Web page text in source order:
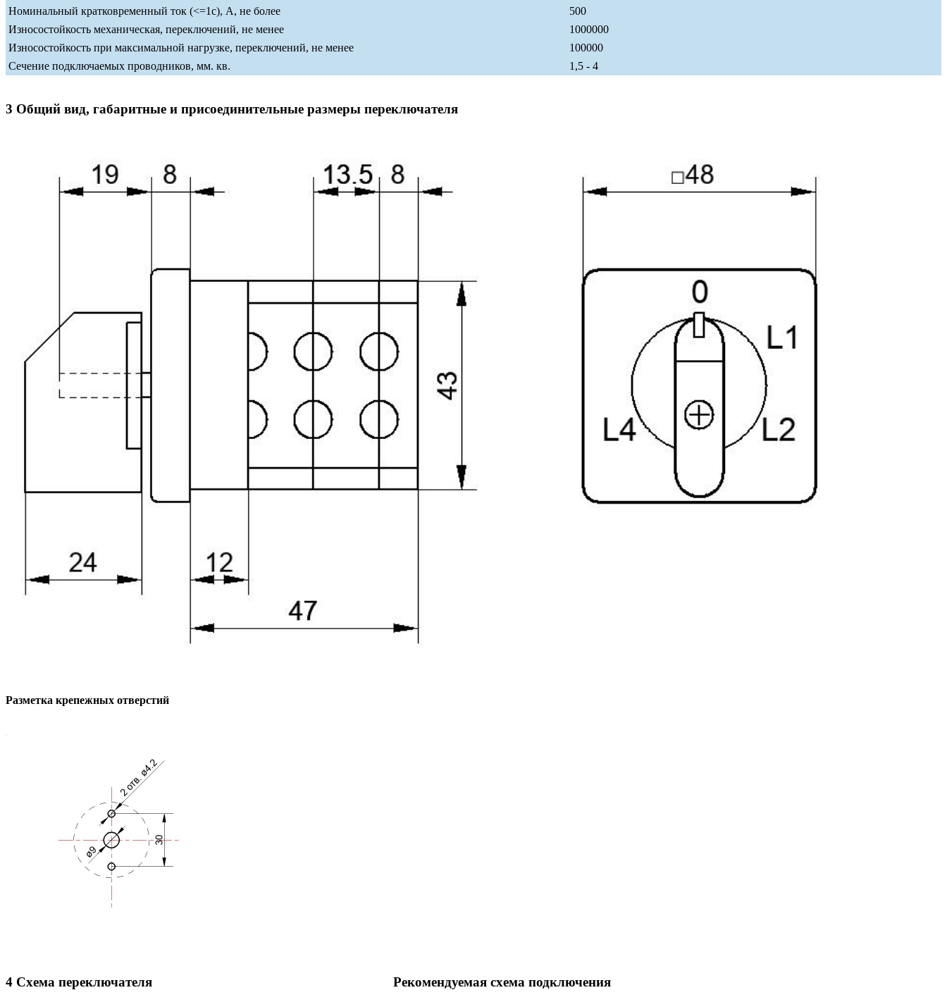
Номинальный кратковременный ток (<=1c), А, не более
500
Износостойкость механическая, переключений, не менее
1000000
Износостойкость при максимальной нагрузке, переключений, не менее
100000
Сечение подключаемых проводников, мм. кв.
1,5 - 4
3 Общий вид, габаритные и присоединительные размеры переключателя
Разметка крепежных отверстий
4 Схема переключателя Рекомендуемая схема подключения